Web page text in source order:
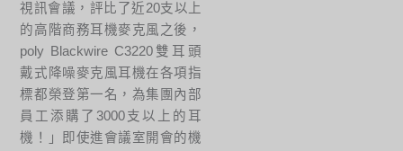
視訊會議，評比了近20支以上
的高階商務耳機麥克風之後，
poly Blackwire C3220雙耳頭
戴式降噪麥克風耳機在各項指
標都榮登第一名，為集團內部
員工添購了3000支以上的耳
機！」即使進會議室開會的機